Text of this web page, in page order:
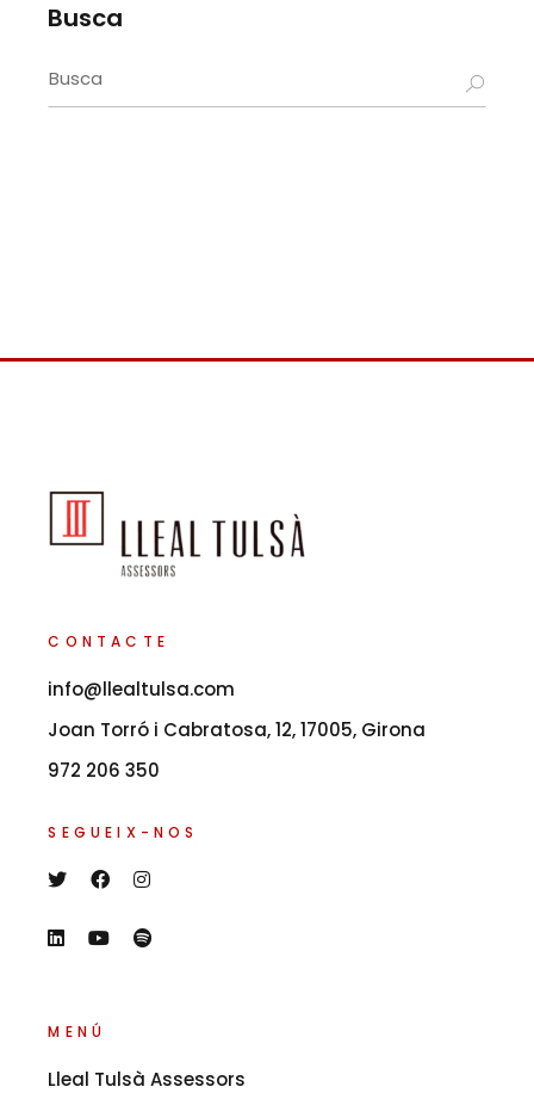
Busca
Search
for:
CONTACTE
info@llealtulsa.com
Joan Torró i Cabratosa, 12, 17005, Girona
972 206 350
SEGUEIX-NOS
MENÚ
Lleal Tulsà Assessors